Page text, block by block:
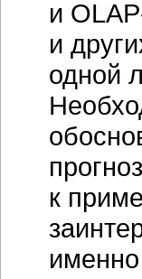
и
и
одной
к